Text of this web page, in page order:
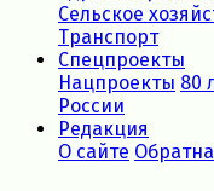
Сельское
Транспорт
Спецпроекты
Нацпроекты 80
России
Редакция
О сайте